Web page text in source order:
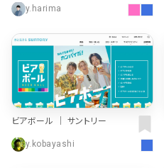
y.harima
ビアボール ｜ サントリー
y.kobayashi